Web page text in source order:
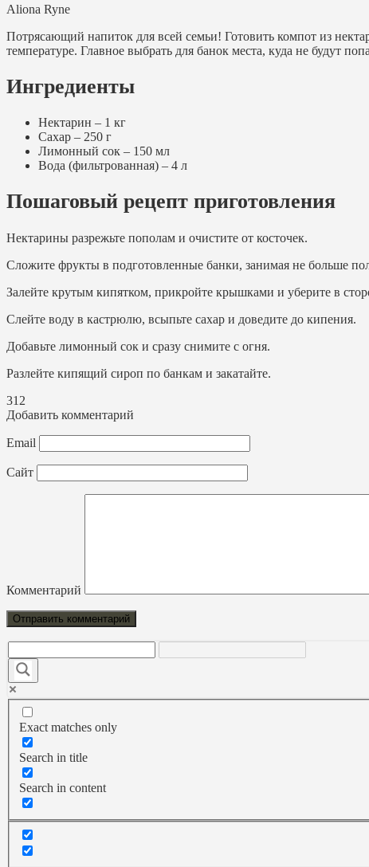
Aliona Ryne
Потрясающий напиток для всей семьи! Готовить компот из
температуре. Главное выбрать для банок места, куда не будут
Ингредиенты
Нектарин – 1 кг
Сахар – 250 г
Лимонный сок – 150 мл
Вода (фильтрованная) – 4 л
Пошаговый рецепт приготовления
Нектарины разрежьте пополам и очистите от косточек.
Сложите фрукты в подготовленные банки, занимая не больше
Залейте крутым кипятком, прикройте крышками и уберите в
Слейте воду в кастрюлю, всыпьте сахар и доведите до кипения.
Добавьте лимонный сок и сразу снимите с огня.
Разлейте кипящий сироп по банкам и закатайте.
312
Добавить комментарий
Email
Сайт
Комментарий
Exact matches only
Search in title
Search in content